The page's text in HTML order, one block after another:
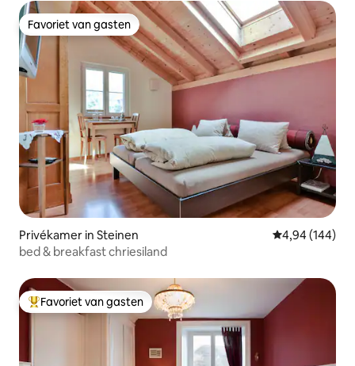
Favoriet van gasten
Favoriet van gasten
Privékamer in Steinen Gemiddelde
4,94 (144)
bed & breakfast chriesiland
Topfavoriet van gasten
Favoriet van gasten